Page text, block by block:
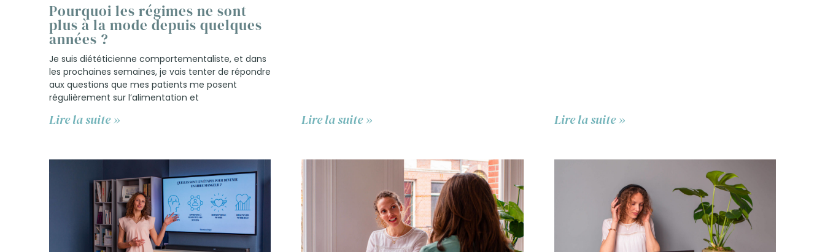
Pourquoi les régimes ne sont
plus à la mode depuis quelques
années ?
Je suis diététicienne comportementaliste, et dans
les prochaines semaines, je vais tenter de répondre
aux questions que mes patients me posent
régulièrement sur l’alimentation et
Lire la suite » Lire la suite » Lire la suite »